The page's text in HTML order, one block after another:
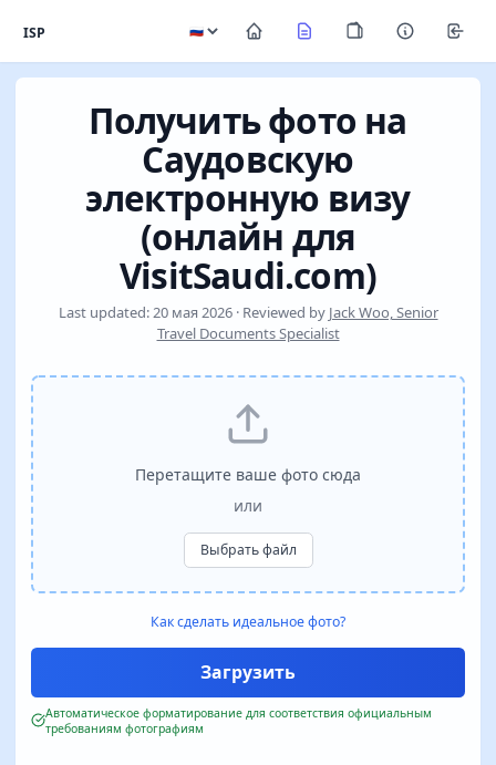
ISP
Получить фото на
Саудовскую
электронную визу
(онлайн для
VisitSaudi.com)
Last updated: 20 мая 2026 · Reviewed by Jack Woo, Senior
Travel Documents Specialist
Перетащите ваше фото сюда
или
Выбрать файл
Как сделать идеальное фото?
Автоматическое форматирование для соответствия официальным
требованиям фотографиям